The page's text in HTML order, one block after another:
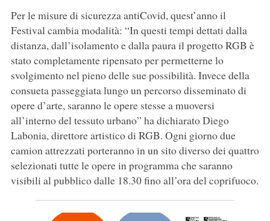
Per le misure di sicurezza antiCovid, quest’anno il
Festival cambia modalità: “In questi tempi dettati dalla
distanza, dall’isolamento e dalla paura il progetto RGB è
stato completamente ripensato per permetterne lo
svolgimento nel pieno delle sue possibilità. Invece della
consueta passeggiata lungo un percorso disseminato di
opere d’arte, saranno le opere stesse a muoversi
all’interno del tessuto urbano” ha dichiarato Diego
Labonia, direttore artistico di RGB. Ogni giorno due
camion attrezzati porteranno in un sito diverso dei quattro
selezionati tutte le opere in programma che saranno
visibili al pubblico dalle 18.30 fino all’ora del coprifuoco.